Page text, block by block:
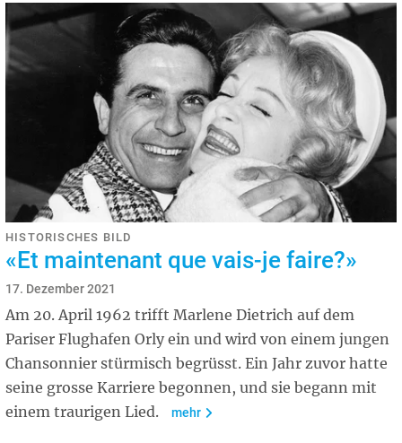
HISTORISCHES BILD
«Et maintenant que vais-je faire?»
17. Dezember 2021
Am 20. April 1962 trifft Marlene Dietrich auf dem
Pariser Flughafen Orly ein und wird von einem jungen
Chansonnier stürmisch begrüsst. Ein Jahr zuvor hatte
seine grosse Karriere begonnen, und sie begann mit
einem traurigen Lied.
mehr